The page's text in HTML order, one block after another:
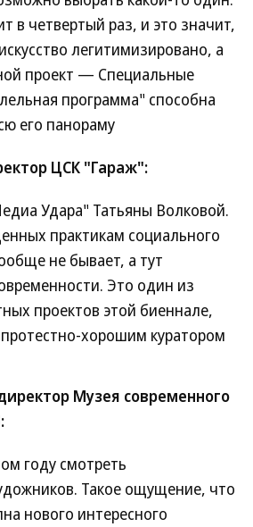
в четвертый раз, и это значит,
легитимизировано, а
проект — Специальные
программа" способна
его панораму
ЦСК "Гараж":
Удара" Татьяны Волковой.
практикам социального
не бывает, а тут
Это один из
проектов этой биеннале,
хорошим куратором
Музея современного
году смотреть
Такое ощущение, что
нового интересного